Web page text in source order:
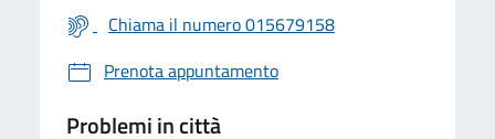
Chiama il numero 015679158
Prenota appuntamento
Problemi in città